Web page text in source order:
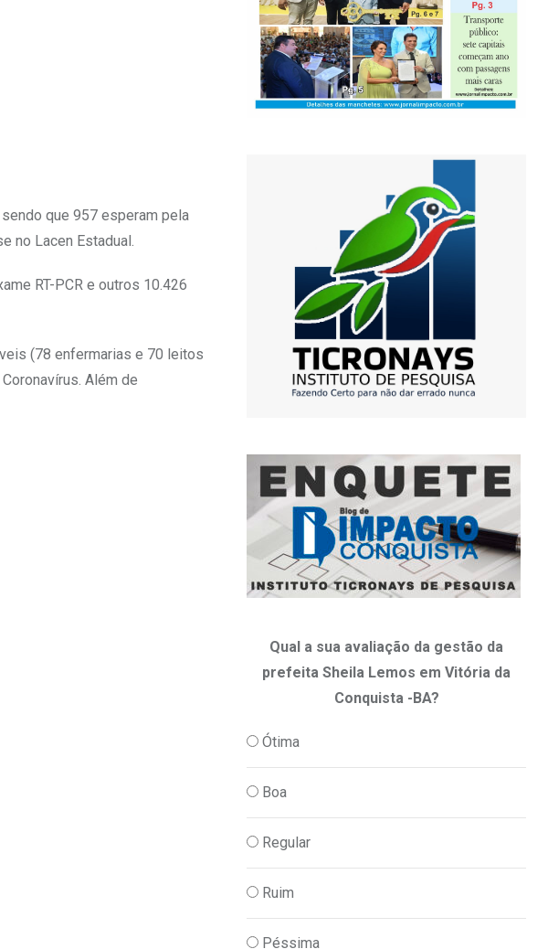
que 957 esperam pela
no Lacen Estadual.
RT-PCR e outros 10.426
(78 enfermarias e 70 leitos
Além de
Qual a sua avaliação da gestão da
prefeita Sheila Lemos em Vitória da
Conquista -BA?
Ótima
Boa
Regular
Ruim
Péssima